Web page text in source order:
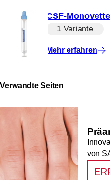
CSF-
1 Variante
Mehr erfahren
Verwandte Seiten
von